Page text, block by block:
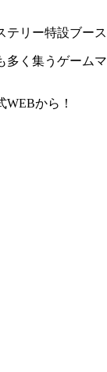
テリー特設ブース
多く集うゲームマ
WEBから！